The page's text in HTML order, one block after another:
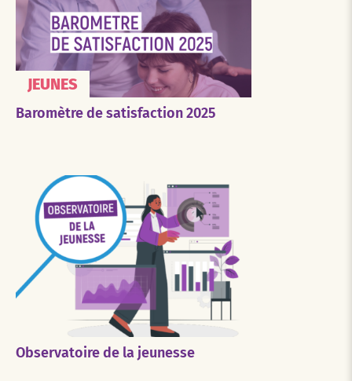
JEUNES
Baromètre de satisfaction 2025
Observatoire de la jeunesse